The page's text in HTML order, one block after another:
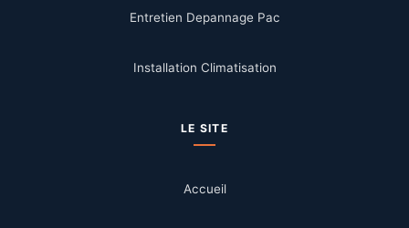
Entretien Depannage Pac
Installation Climatisation
LE SITE
Accueil